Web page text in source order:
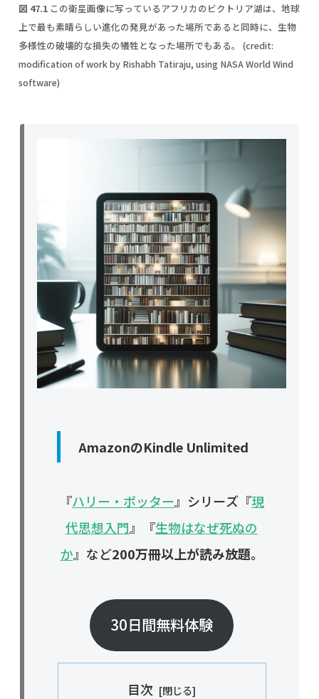
図 47.1 この衛星画像に写っているアフリカのビクトリア湖は、地球
上で最も素晴らしい進化の発見があった場所であると同時に、生物
多様性の破壊的な損失の犠牲となった場所でもある。 (credit:
modification of work by Rishabh Tatiraju, using NASA World Wind
software)
AmazonのKindle Unlimited
『ハリー・ポッター』シリーズ『現
代思想入門』『生物はなぜ死ぬの
か』など200万冊以上が読み放題。
30日間無料体験
目次